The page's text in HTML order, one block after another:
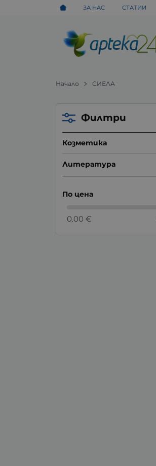
ЗА НАС СТАТИИ
Начало СИЕЛА
Филтри
Козметика
Литература
По цена
0.00 €